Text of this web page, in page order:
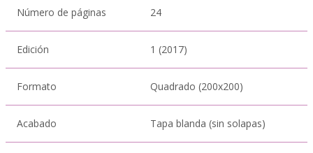
Número de páginas 24
Edición 1 (2017)
Formato Quadrado (200x200)
Acabado Tapa blanda (sin solapas)